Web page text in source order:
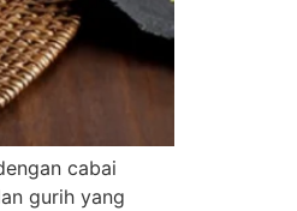
cabai
gurih yang